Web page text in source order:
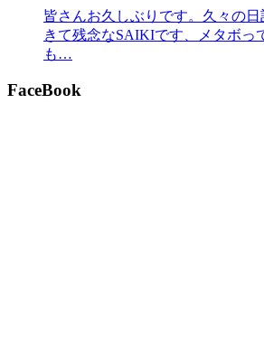
皆さんお久しぶりです。久々の
きて残念なSAIKIです、メタボっ
も…
FaceBook